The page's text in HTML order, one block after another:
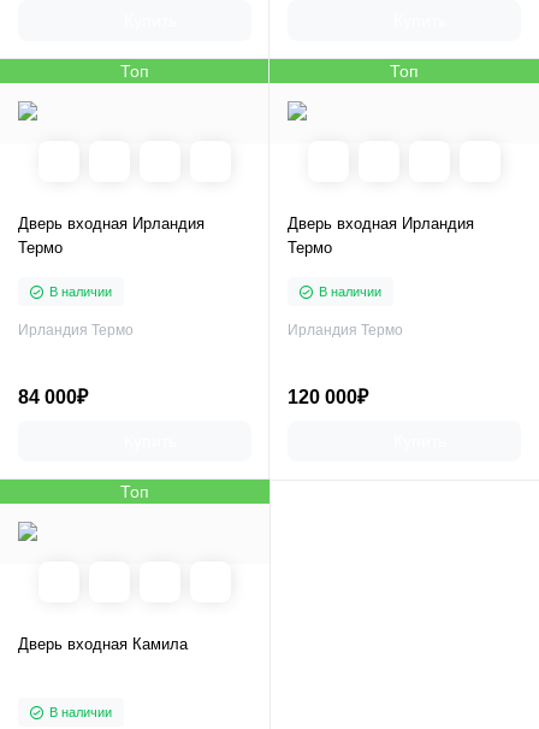
Топ
Дверь входная Ирландия
Термо
В наличии
Ирландия Термо
84 000₽
Топ
Дверь входная Ирландия
Термо
В наличии
Ирландия Термо
120 000₽
Топ
Дверь входная Камила
В наличии